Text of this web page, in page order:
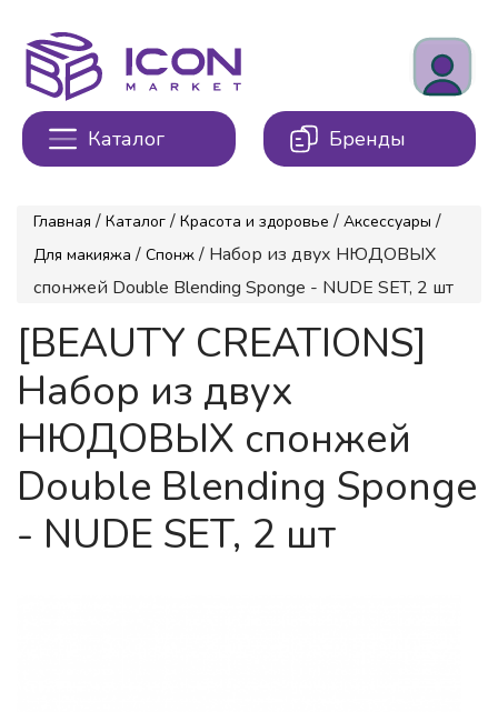
Каталог Бренды
Главная / Каталог / Красота и здоровье / Аксессуары /
Для макияжа / Спонж / Набор из двух НЮДОВЫХ
спонжей Double Blending Sponge - NUDE SET, 2 шт
[BEAUTY CREATIONS]
Набор из двух
НЮДОВЫХ спонжей
Double Blending Sponge
- NUDE SET, 2 шт